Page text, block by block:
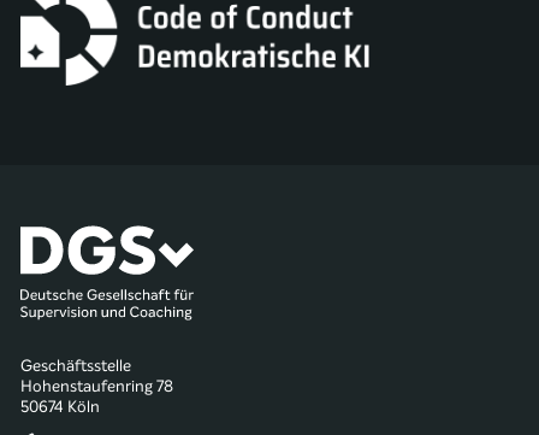
Geschäftsstelle
Hohenstaufenring 78
50674 Köln